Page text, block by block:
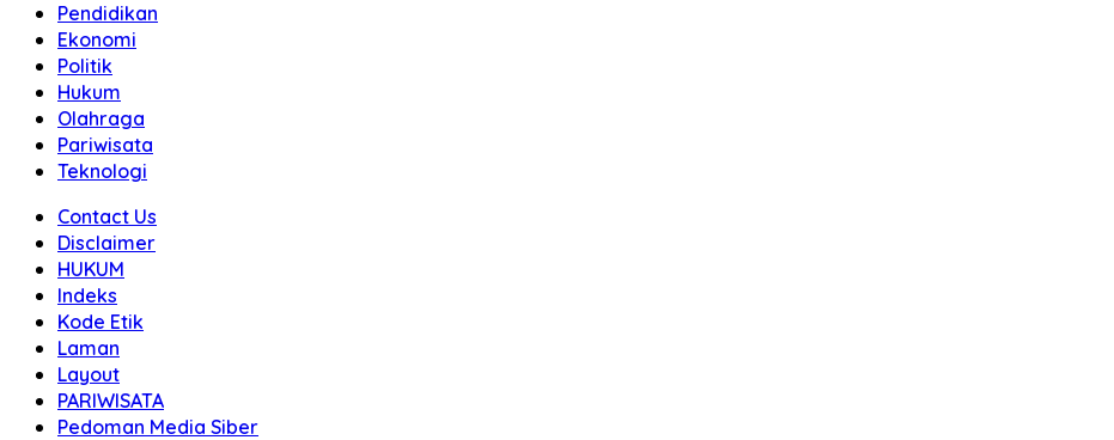
Pendidikan
Ekonomi
Politik
Hukum
Olahraga
Pariwisata
Teknologi
Contact Us
Disclaimer
HUKUM
Indeks
Kode Etik
Laman
Layout
PARIWISATA
Pedoman Media Siber